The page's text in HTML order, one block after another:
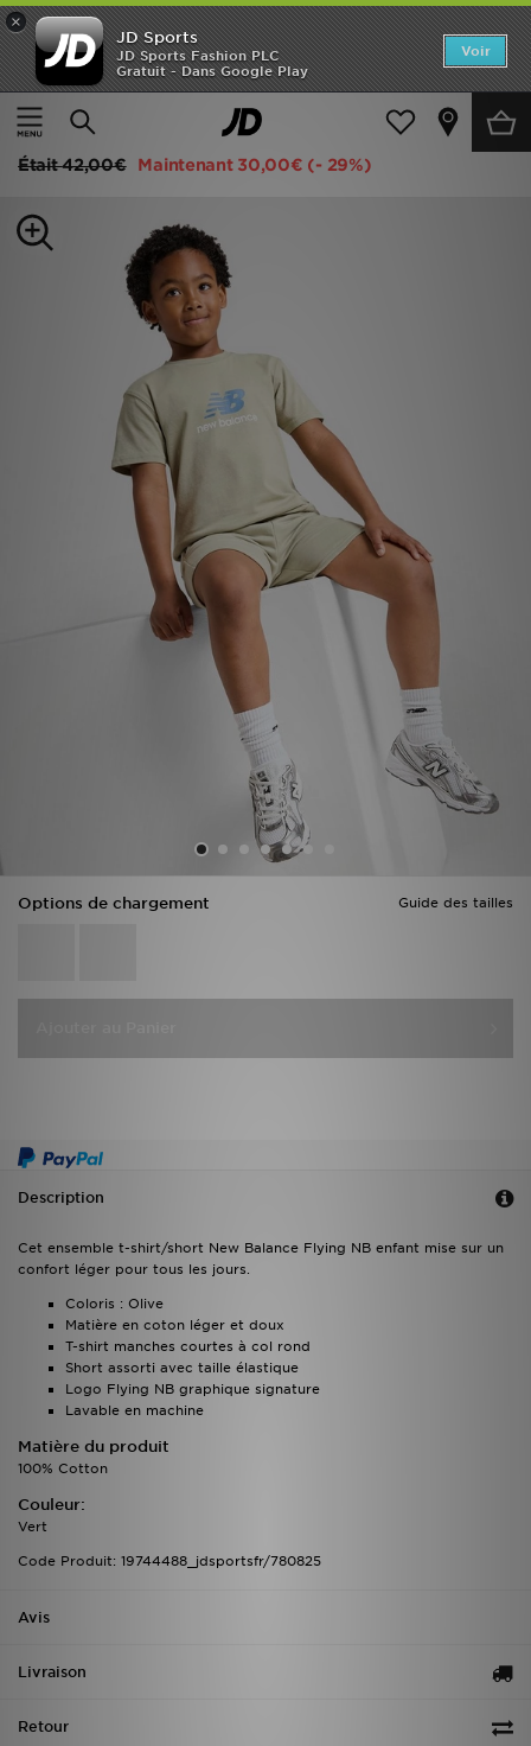
×
JD Sports
JD Sports Fashion PLC
Gratuit - Dans Google Play
Voir
Accueil
Enfant Vêtements Enfant (3-7 ans) Ensembles d'été
New Balance Ensemble T-shirt/Short Flying NB Enfant
Était42,00€ Maintenant 30,00€ (- 29%)
Guide des tailles
Options de chargement
Description
Cet ensemble t-shirt/short New Balance Flying NB enfant mise sur un
confort léger pour tous les jours.
Coloris : Olive
Matière en coton léger et doux
T-shirt manches courtes à col rond
Short assorti avec taille élastique
Logo Flying NB graphique signature
Lavable en machine
Matière du produit
100% Cotton
Couleur:
Vert
Code Produit: 19744488_jdsportsfr/780825
Avis
Livraison
Retour
Accueil
Nouveautés
Enfant
Suivre Ma Commande